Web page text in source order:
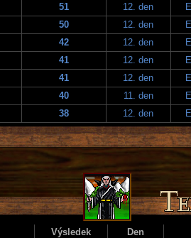
51 12. den
50 12. den
42 12. den
41 12. den
41 12. den
40 11. den
38 12. den
Výsledek
Den